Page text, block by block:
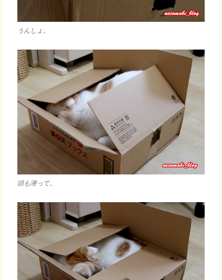
うんしょ。
頭も潜って。